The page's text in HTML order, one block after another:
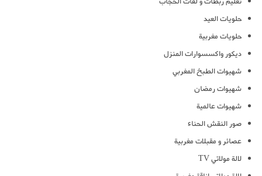
حلويات العيد
حلويات مغربية
ديكور واكسسوارات المنزل
شهيوات الطبخ المغربي
شهيوات رمضان
شهيوات عالمية
صور النقش الحناء
عصائر و مقبلات مغربية
لالة مولاتي TV